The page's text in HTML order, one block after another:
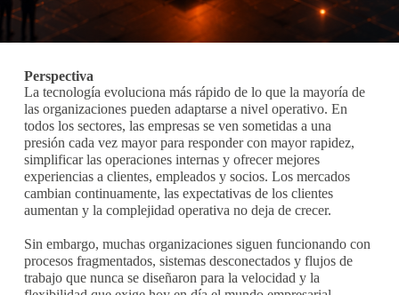
Perspectiva
La tecnología evoluciona más rápido de lo que la mayoría de
las organizaciones pueden adaptarse a nivel operativo. En
todos los sectores, las empresas se ven sometidas a una
presión cada vez mayor para responder con mayor rapidez,
simplificar las operaciones internas y ofrecer mejores
experiencias a clientes, empleados y socios. Los mercados
cambian continuamente, las expectativas de los clientes
aumentan y la complejidad operativa no deja de crecer.
Sin embargo, muchas organizaciones siguen funcionando con
procesos fragmentados, sistemas desconectados y flujos de
trabajo que nunca se diseñaron para la velocidad y la